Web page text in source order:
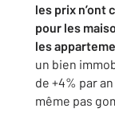
les prix n’ont
pour les
les
un bien
de +4% par
même pas